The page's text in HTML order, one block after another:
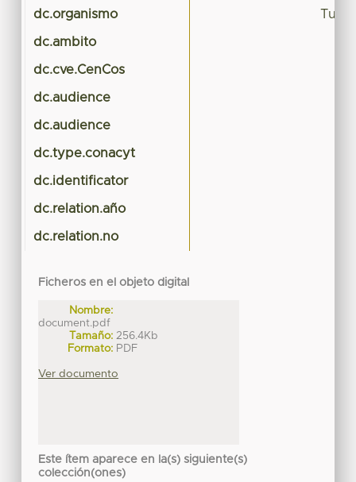
dc.organismo
dc.ambito
dc.cve.CenCos
dc.audience
dc.audience
dc.type.conacyt
dc.identificator
dc.relation.año
dc.relation.no
Ficheros en el objeto digital
Nombre:
document.pdf
Tamaño: 256.4Kb
Formato: PDF
Ver documento
Este ítem aparece en la(s) siguiente(s)
colección(ones)